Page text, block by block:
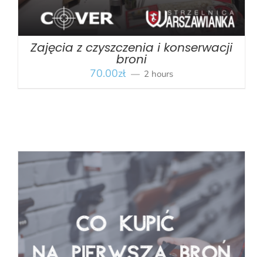
Zajęcia z czyszczenia i konserwacji
broni
70.00zł 2 hours